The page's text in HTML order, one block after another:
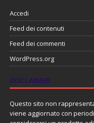
Accedi
Feed dei contenuti
Feed dei commenti
WordPress.org
DISCLAIMER
Questo sito non
viene aggiornato con